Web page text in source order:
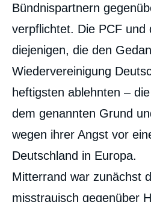
Bündnispartnern
verpflichtet. Die PCF und
diejenigen, die den
Wiedervereinigung
heftigsten ablehnten –
dem genannten Grund
wegen ihrer Angst vor
Deutschland in Europa.
Mitterrand war zunächst
misstrauisch gegenüber